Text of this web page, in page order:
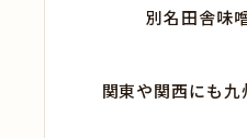
別名田舎味
関東や関西にも